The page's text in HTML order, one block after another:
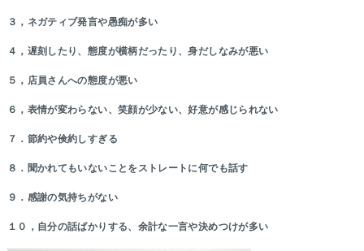
３，ネガティブ発言や愚痴が多い
４，遅刻したり、態度が横柄だったり、身だしなみが悪い
５，店員さんへの態度が悪い
６，表情が変わらない、笑顔が少ない、好意が感じられない
７．節約や倹約しすぎる
８．聞かれてもいないことをストレートに何でも話す
９．感謝の気持ちがない
１０，自分の話ばかりする、余計な一言や決めつけが多い